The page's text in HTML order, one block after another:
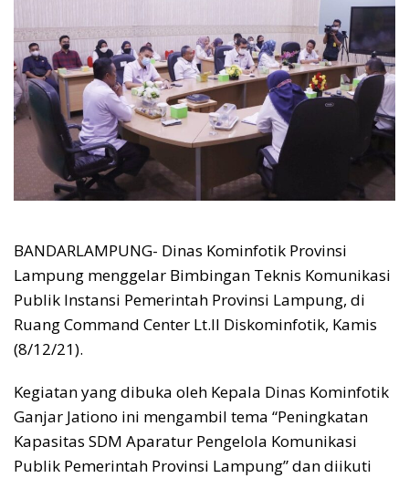
BANDARLAMPUNG- Dinas Kominfotik Provinsi
Lampung menggelar Bimbingan Teknis Komunikasi
Publik Instansi Pemerintah Provinsi Lampung, di
Ruang Command Center Lt.II Diskominfotik, Kamis
(8/12/21).
Kegiatan yang dibuka oleh Kepala Dinas Kominfotik
Ganjar Jationo ini mengambil tema “Peningkatan
Kapasitas SDM Aparatur Pengelola Komunikasi
Publik Pemerintah Provinsi Lampung” dan diikuti